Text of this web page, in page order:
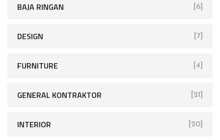
BAJA RINGAN [6]
DESIGN [7]
FURNITURE [4]
GENERAL KONTRAKTOR [21]
INTERIOR [20]